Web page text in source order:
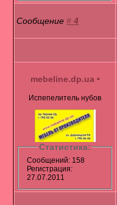
Сообщение#4
mebeline.dp.ua •
Испепелитель нубов
Статистика:
Сообщений: 158
Регистрация:
27.07.2011